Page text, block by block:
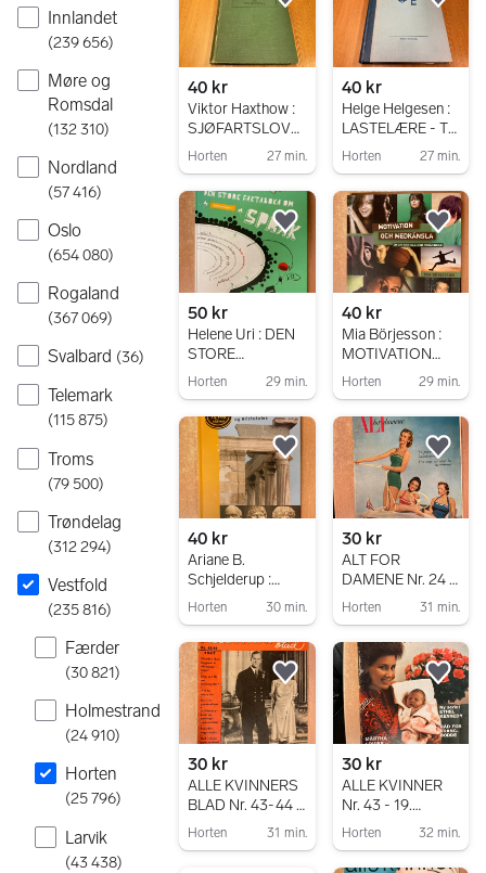
Innlandet
(239 656)
Møre og
Romsdal
(132 310)
Nordland
(57 416)
Oslo
(654 080)
Rogaland
(367 069)
Svalbard (36)
Telemark
(115 875)
Troms
(79 500)
Trøndelag
(312 294)
Vestfold
(235 816)
Færder
(30 821)
Holmestrand
(24 910)
Horten
(25 796)
Larvik
(43 438)
40 kr
Viktor Haxthow :
SJØFARTSLOVE
N/SJØMANNSL
Horten 27 min.
Legg til som favoritt.
40 kr
Helge Helgesen :
LASTELÆRE - TIL
BRUK VED
LENE
Horten 27 min.
50 kr
Helene Uri : DEN
STORE
FAKTABOKA OM
JUBILEUMSUTG
AVE
Horten 29 min.
Legg til som favoritt.
40 kr
Mia Börjesson :
MOTIVATION
OCH
OM ATT
SAMTALA MED
TONÅRINGAR
Horten 29 min.
40 kr
Ariane B.
Schjelderup :
FILOSOFI -
PLATON OG
ARISTOTELES
Horten 30 min.
Legg til som favoritt.
30 kr
ALT FOR
DAMENE Nr. 24 -
15. JUNI 1957
Horten 31 min.
30 kr
ALLE KVINNERS
BLAD Nr. 43-44 -
1947
Horten 31 min.
Legg til som favoritt.
30 kr
ALLE KVINNER
Nr. 43 - 19.
Oktober 1971
Horten 32 min.